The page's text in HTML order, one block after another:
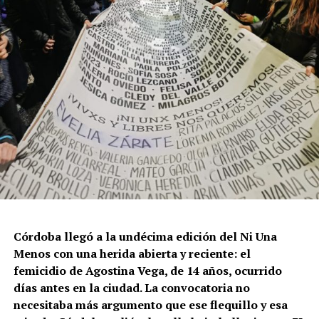
Córdoba llegó a la undécima edición del Ni Una
Menos con una herida abierta y reciente: el
femicidio de Agostina Vega, de 14 años, ocurrido
días antes en la ciudad. La convocatoria no
necesitaba más argumento que ese flequillo y esa